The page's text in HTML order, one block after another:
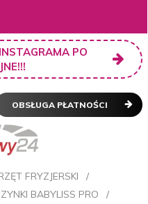
PO
OBSŁUGA PŁATNOŚCI
FRYZJERSKI
BABYLISS PRO